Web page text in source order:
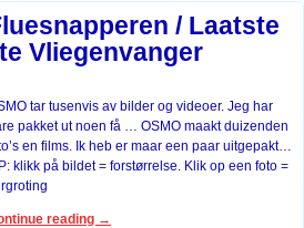
/ Laatste
Vliegenvanger
tar tusenvis av bilder og videoer. Jeg har
pakket ut noen få … OSMO maakt duizenden
en films. Ik heb er maar een paar uitgepakt…
klikk på bildet = forstørrelse. Klik op een foto =
reading →